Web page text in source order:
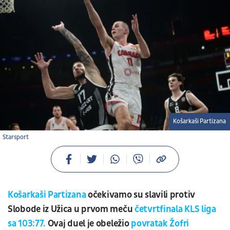
Starsport
Košarkaši Partizana
Košarkaši Partizanaočekivamo su slavili protiv
Slobode iz Užica u prvom mečučetvrtfinala KLS liga
sa 103:77. Ovaj duel je obeležiopovratak Žofri